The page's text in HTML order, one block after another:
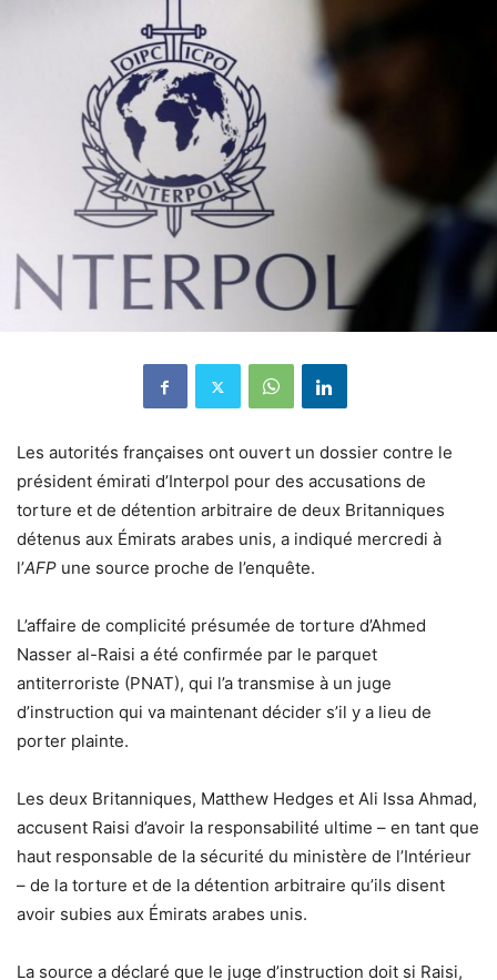
Les autorités françaises ont ouvert un dossier contre le
président émirati d’Interpol pour des accusations de
torture et de détention arbitraire de deux Britanniques
détenus aux Émirats arabes unis, a indiqué mercredi à
l’AFP une source proche de l’enquête.
L’affaire de complicité présumée de torture d’Ahmed
Nasser al-Raisi a été confirmée par le parquet
antiterroriste (PNAT), qui l’a transmise à un juge
d’instruction qui va maintenant décider s’il y a lieu de
porter plainte.
Les deux Britanniques, Matthew Hedges et Ali Issa Ahmad,
accusent Raisi d’avoir la responsabilité ultime – en tant que
haut responsable de la sécurité du ministère de l’Intérieur
– de la torture et de la détention arbitraire qu’ils disent
avoir subies aux Émirats arabes unis.
La source a déclaré que le juge d’instruction doit si Raisi,